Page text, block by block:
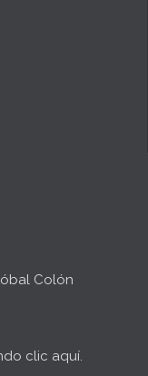
Colón
clic aquí.